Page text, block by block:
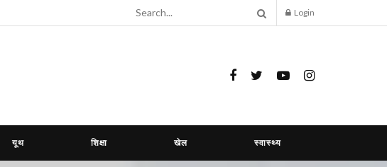
Login
यूथ शिक्षा खेल स्वास्थ्य